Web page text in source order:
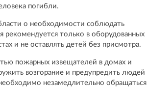
погибли.
о необходимости соблюдать
рекомендуется только в оборудованных
и не оставлять детей без присмотра.
пожарных извещателей в домах и
возгорание и предупредить людей
незамедлительно обращаться